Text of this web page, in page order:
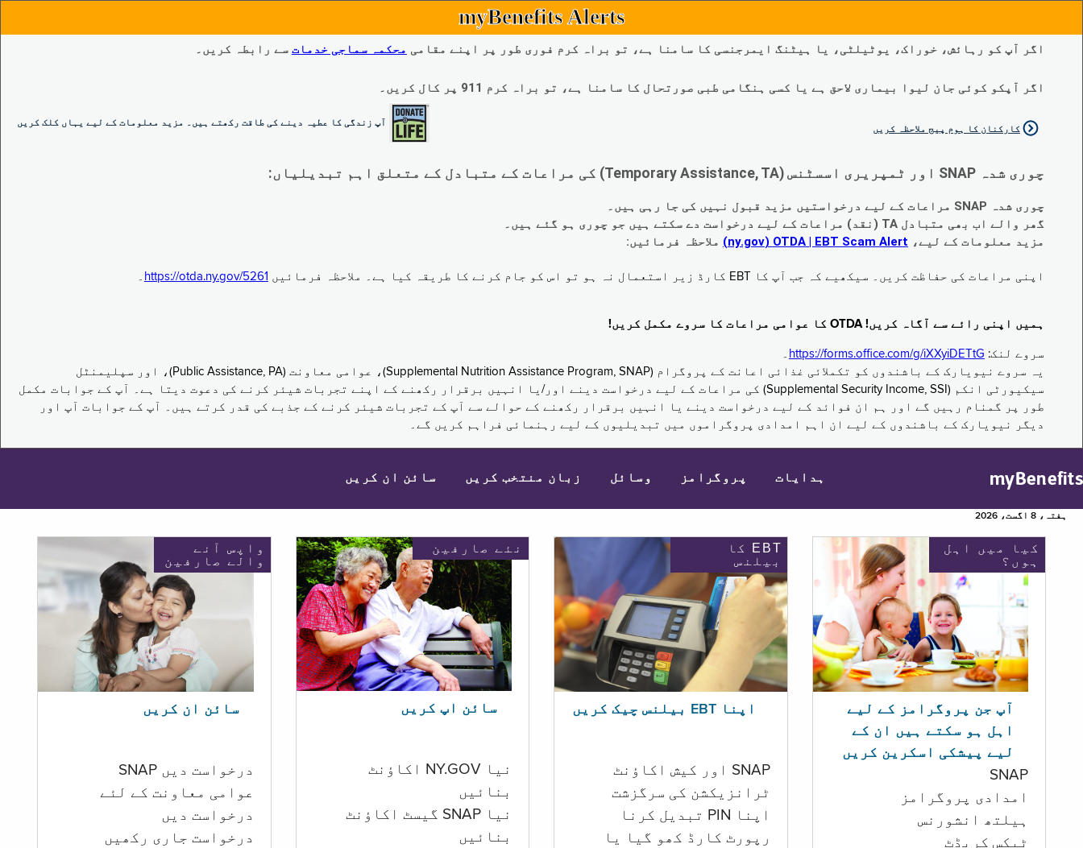
myBenefits Alerts
اگر آپ کو رہائش، خوراک، یوٹیلٹی، یا ہیٹنگ ایمرجنسی کا سامنا ہے، تو براہ کرم فوری طور پر اپنے مقامی محکمہ سماجی خدمات سے رابطہ کریں۔
اگر آپکو کوئی جان لیوا بیماری لاحق ہے یا کسی ہنگامی طبی صورتحال کا سامنا ہے، تو براہ کرم 911 پر کال کریں۔
آپ زندگی کا عطیہ دینے کی طاقت رکھتے ہیں۔ مزید معلومات کے لیے یہاں کلک کریں
کارکنان کا ہوم پیج ملاحظہ کریں
چوری شدہ SNAP اور ٹمپریری اسسٹنس (Temporary Assistance, TA) کی مراعات کے متبادل کے متعلق اہم تبدیلیاں:
چوری شدہ SNAP مراعات کے لیے درخواستیں مزید قبول نہیں کی جا رہی ہیں۔
گھر والے اب بھی متبادل TA (نقد) مراعات کے لیے درخواست دے سکتے ہیں جو چوری ہو گئے ہیں۔
مزید معلومات کے لیے، EBT Scam Alert ‏| OTDA ‏(ny.gov) ملاحظہ فرمائیں:
اپنی مراعات کی حفاظت کریں۔ سیکھیے کہ جب آپ کا EBT کارڈ زیر استعمال نہ ہو تو اس کو جام کرنے کا طریقہ کیا ہے۔ ملاحظہ فرمائیں https://otda.ny.gov/5261 ۔
ہمیں اپنی رائے سے آگاہ کریں! OTDA کا عوامی مراعات کا سروے مکمل کریں!
سروے لنک: https://forms.office.com/g/iXXyiDETtG ۔
یہ سروے نیویارک کے باشندوں کو تکملائی غذائی اعانت کے پروگرام (Supplemental Nutrition Assistance Program, SNAP)، عوامی معاونت (Public Assistance, PA)، اور سپلیمنٹل
سیکیورٹی انکم (Supplemental Security Income, SSI) کی مراعات کے لیے درخواست دینے اور/یا انہیں برقرار رکھنے کے اپنے تجربات شیئر کرنے کی دعوت دیتا ہے۔ آپ کے جوابات مکمل
طور پر گمنام رہیں گے اور ہم ان فوائد کے لیے درخواست دینے یا انہیں برقرار رکھنے کے حوالے سے آپ کے تجربات شیئر کرنے کے جذبے کی قدر کرتے ہیں۔ آپ کے جوابات آپ اور
دیگر نیویارک کے باشندوں کے لیے ان اہم امدادی پروگراموں میں تبدیلیوں کے لیے رہنمائی فراہم کریں گے۔
myBenefits ہدایات پروگرامز وسائل زبان منتخب کریں سائن ان کریں
ہفتہ، 8 اگست، 2026
واپس آنے
والے صارفین
سائن ان کریں
درخواست دیں SNAP
عوامی معاونت کے لئے
درخواست دیں
درخواست جاری رکھیں
نئے صارفین
سائن اپ کریں
نیا NY.GOV اکاؤنٹ
بنائیں
نیا SNAP گیسٹ اکاؤنٹ
بنائیں
EBT کا
بیلنس
اپنا EBT بیلنس چیک کریں
SNAP اور کیش اکاؤنٹ
ٹرانزیکشن کی سرگزشت
اپنا PIN تبدیل کرنا
رپورٹ کارڈ کھو گیا یا
کیا میں اہل
ہوں؟
آپ جن پروگرامز کے لیے
اہل ہو سکتے ہیں ان کے
لیے پیشکی اسکرین کریں
SNAP
امدادی پروگرامز
‏ہیلتھ انشورنس
ٹیکس کریڈٹ